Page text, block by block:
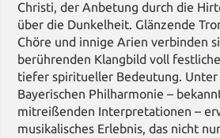
Christi, der Anbetung durch die
über die Dunkelheit. Glänzende
Chöre und innige Arien verbinden
berührenden Klangbild voll
tiefer spiritueller Bedeutung.
Bayerischen Philharmonie –
mitreißenden Interpretationen –
musikalisches Erlebnis, das nicht